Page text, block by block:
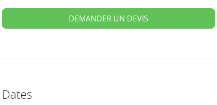
DEMANDER UN DEVIS
Dates